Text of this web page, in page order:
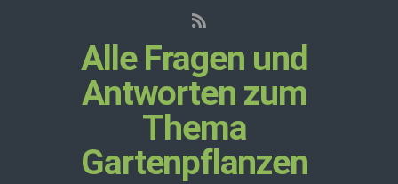
Alle Fragen und
Antworten zum
Thema
Gartenpflanzen